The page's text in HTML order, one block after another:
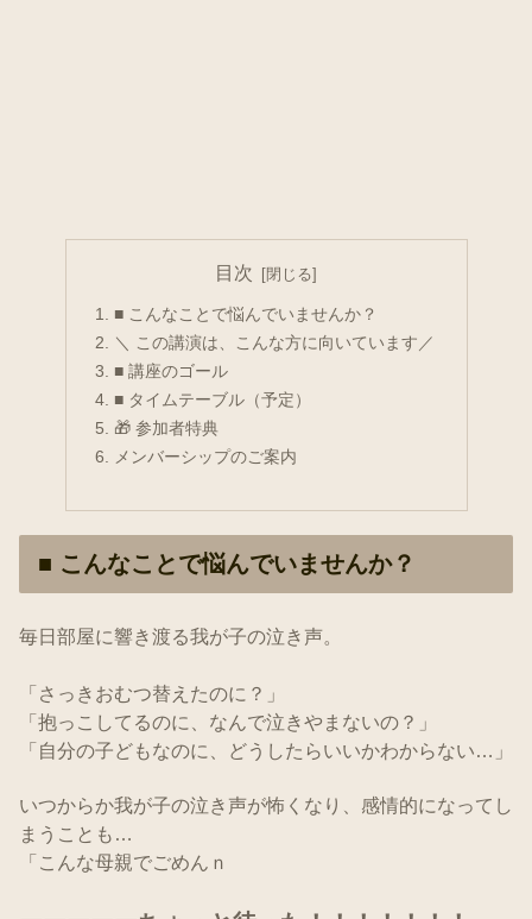
目次
■ こんなことで悩んでいませんか？
＼ この講演は、こんな方に向いています／
■ 講座のゴール
■ タイムテーブル（予定）
🎁 参加者特典
メンバーシップのご案内
■ こんなことで悩んでいませんか？
毎日部屋に響き渡る我が子の泣き声。
「さっきおむつ替えたのに？」
「抱っこしてるのに、なんで泣きやまないの？」
「自分の子どもなのに、どうしたらいいかわからない…」
いつからか我が子の泣き声が怖くなり、感情的になってし
まうことも…
「こんな母親でごめんｎ